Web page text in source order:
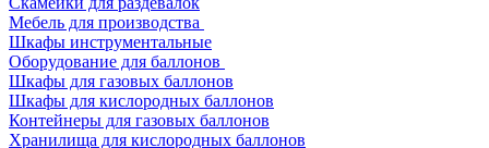
Мебель для производства
Шкафы инструментальные
Оборудование для баллонов
Шкафы для газовых баллонов
Шкафы для кислородных баллонов
Контейнеры для газовых баллонов
Хранилища для кислородных баллонов